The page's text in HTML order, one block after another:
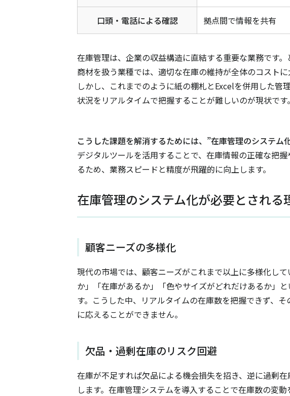
口頭・電話による確認 拠点間で情報を共有
在庫管理は、企業の収益構造に直結する重要な業務です
商材を扱う業種では、適切な在庫の維持が全体のコストに
しかし、これまでのように紙の棚札とExcelを併用した管
状況をリアルタイムで把握することが難しいのが現状です。
こうした課題を解消するためには、”在庫管理のシステム
デジタルツールを活用することで、在庫情報の正確な把
るため、業務スピードと精度が飛躍的に向上します。
在庫管理のシステム化が必要とされる
顧客ニーズの多様化
現代の市場では、顧客ニーズがこれまで以上に多様化し
か」「在庫があるか」「色やサイズがどれだけあるか」
す。こうした中、リアルタイムの在庫数を把握できず、
に応えることができません。
欠品・過剰在庫のリスク回避
在庫が不足すれば欠品による機会損失を招き、逆に過剰
します。在庫管理システムを導入することで在庫数の変